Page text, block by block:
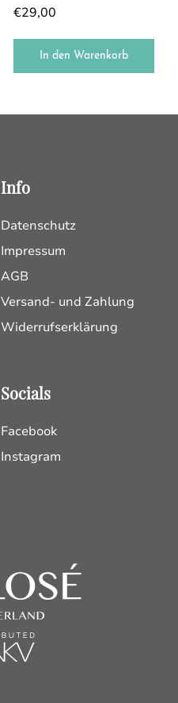
€29,00
In den Warenkorb
Info
Datenschutz
Impressum
AGB
Versand- und Zahlung
Widerrufserklärung
Socials
Facebook
Instagram